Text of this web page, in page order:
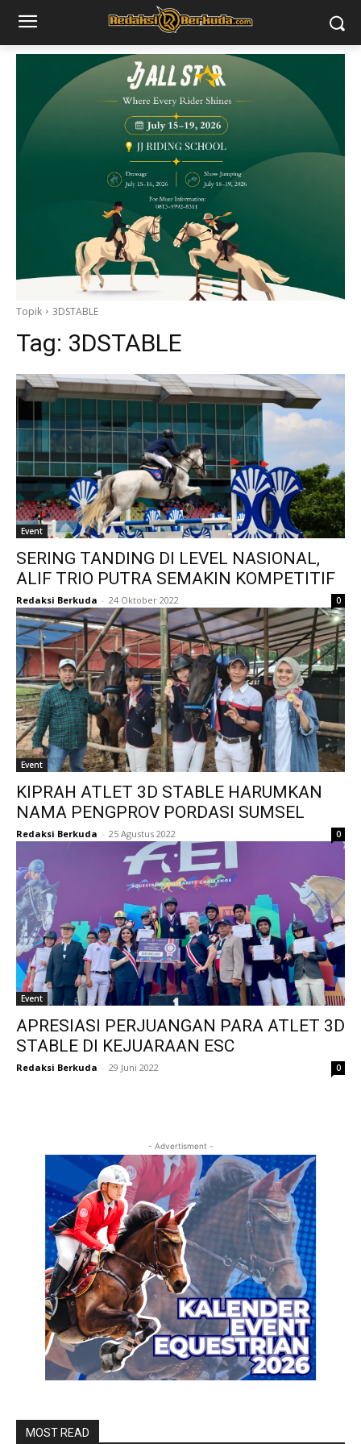
Topik 3DSTABLE
Tag: 3DSTABLE
Event
SERING TANDING DI LEVEL NASIONAL,
ALIF TRIO PUTRA SEMAKIN KOMPETITIF
Redaksi Berkuda - 24 Oktober 2022 0
Event
KIPRAH ATLET 3D STABLE HARUMKAN
NAMA PENGPROV PORDASI SUMSEL
Redaksi Berkuda - 25 Agustus 2022 0
Event
APRESIASI PERJUANGAN PARA ATLET 3D
STABLE DI KEJUARAAN ESC
Redaksi Berkuda - 29 Juni 2022 0
- Advertisment -
MOST READ